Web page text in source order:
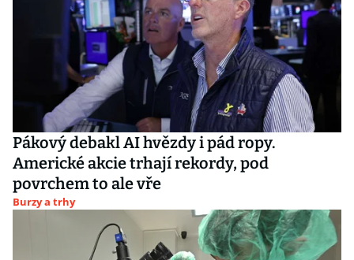
Pákový debakl AI hvězdy i pád ropy.
Americké akcie trhají rekordy, pod
povrchem to ale vře
Burzy a trhy